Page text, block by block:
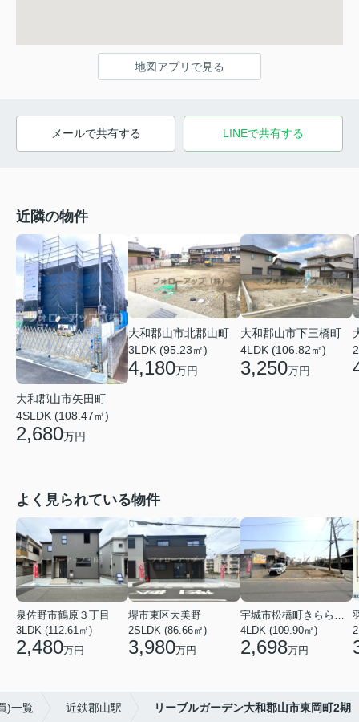
地図アプリで見る
メールで共有する LINEで共有する
近隣の物件
大和郡山市矢田町
4SLDK (108.47㎡)
2,680万円
大和郡山市北郡山町
3LDK (95.23㎡)
4,180万円
大和郡山市下三橋町
4LDK (106.82㎡)
3,250万円
よく見られている物件
泉佐野市鶴原３丁目
3LDK (112.61㎡)
2,480万円
堺市東区大美野
2SLDK (86.66㎡)
3,980万円
宇城市松橋町きらら３丁目
4LDK (109.90㎡)
2,698万円
)一覧 近鉄郡山駅 リーブルガーデン大和郡山市東岡町2期